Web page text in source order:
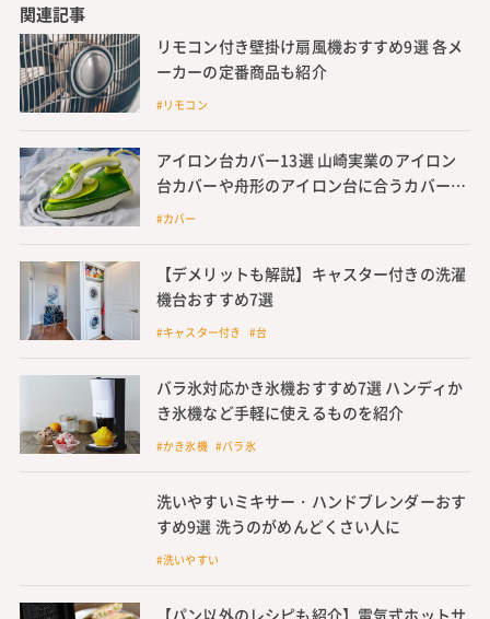
関連記事
リモコン付き壁掛け扇風機おすすめ9選 各メ
ーカーの定番商品も紹介
#リモコン
アイロン台カバー13選 山崎実業のアイロン
台カバーや舟形のアイロン台に合うカバーも
紹介
#カバー
【デメリットも解説】キャスター付きの洗濯
機台おすすめ7選
#キャスター付き #台
バラ氷対応かき氷機おすすめ7選 ハンディか
き氷機など手軽に使えるものを紹介
#かき氷機 #バラ氷
洗いやすいミキサー・ハンドブレンダーおす
すめ9選 洗うのがめんどくさい人に
#洗いやすい
【パン以外のレシピも紹介】電気式ホットサ